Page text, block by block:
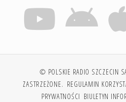
© POLSKIE RADIO SZCZECIN
ZASTRZEŻONE. REGULAMIN
PRYWATNOŚCI BIULETYN